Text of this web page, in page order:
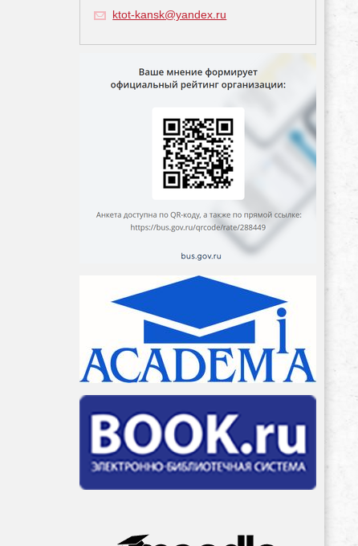
ktot-kansk@yandex.ru